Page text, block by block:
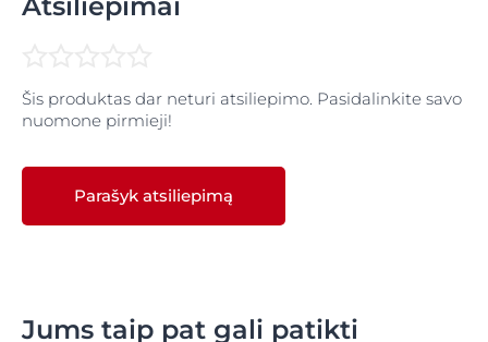
tačiau yra lengvesnės tekstūros ir greitai įsigeria. Jis
naudoti ryte kaip pagrindinę apsaugos nuo saulės
priemonę.
Šis produktas dar neturi atsiliepimo. Pasidalinkite savo
nuomone pirmieji!
Parašyk atsiliepimą
Jums taip pat gali patikti